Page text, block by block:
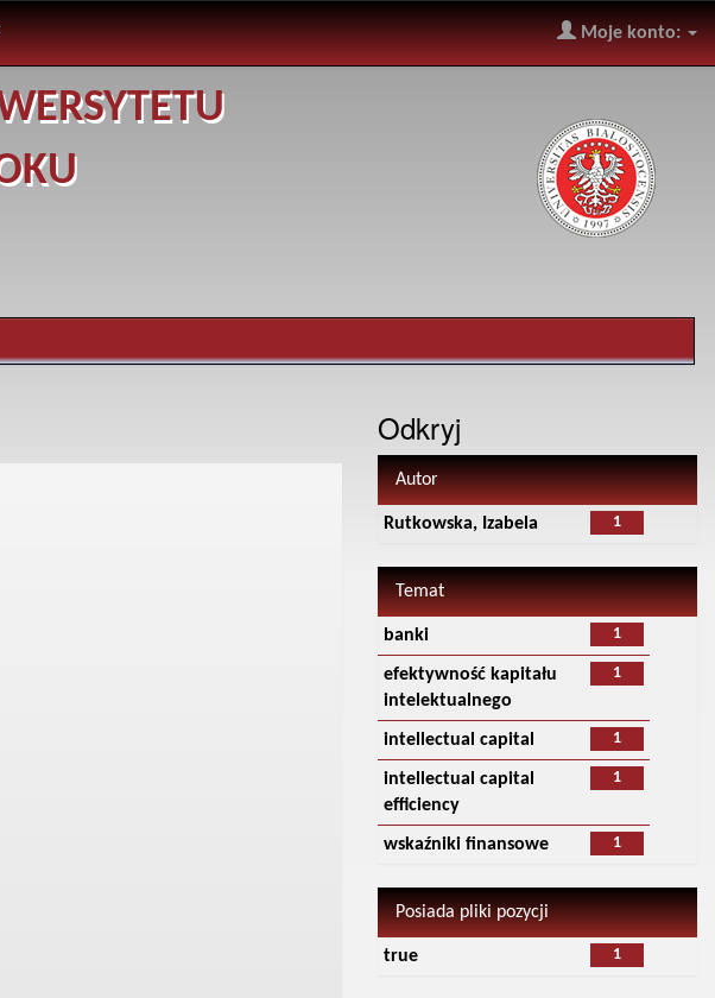
Moje konto:
Odkryj
Autor
1
Rutkowska, Izabela
Temat
1
banki
1
efektywność kapitału
intelektualnego
1
intellectual capital
1
intellectual capital
efficiency
1
wskaźniki finansowe
Posiada pliki pozycji
1
true